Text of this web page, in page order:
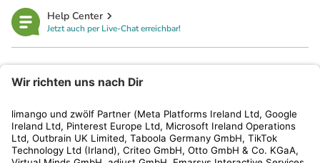
Help Center
Jetzt auch per Live-Chat erreichbar!
Kundenservice